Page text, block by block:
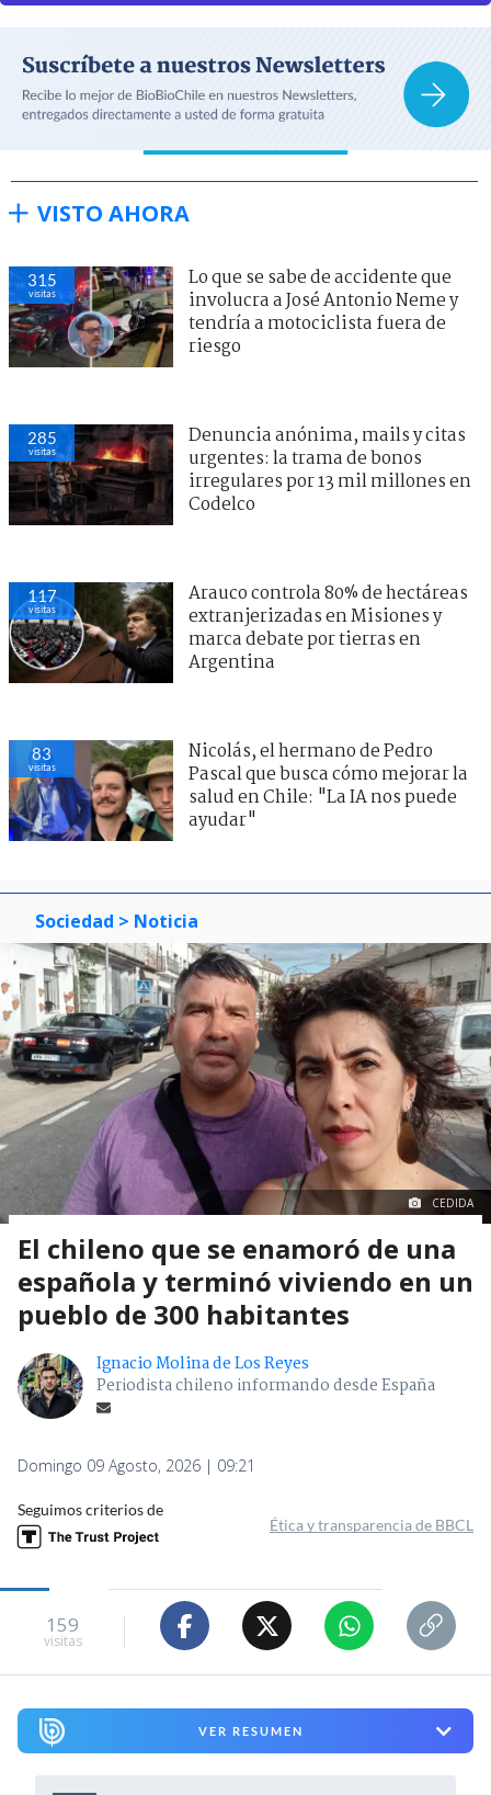
VISTO AHORA
315
visitas
Lo que se sabe de accidente que
involucra a José Antonio Neme y
tendría a motociclista fuera de
riesgo
285
visitas
Denuncia anónima, mails y citas
urgentes: la trama de bonos
irregulares por 13 mil millones en
Codelco
117
visitas
Arauco controla 80% de hectáreas
extranjerizadas en Misiones y
marca debate por tierras en
Argentina
83
visitas
Nicolás, el hermano de Pedro
Pascal que busca cómo mejorar la
salud en Chile: "La IA nos puede
ayudar"
Sociedad > Noticia
CEDIDA
El chileno que se enamoró de una
española y terminó viviendo en un
pueblo de 300 habitantes
Ignacio Molina de Los Reyes
Periodista chileno informando desde España
Domingo 09 Agosto, 2026 | 09:21
Seguimos criterios de
Ética y transparencia de BBCL
159
visitas
VER RESUMEN